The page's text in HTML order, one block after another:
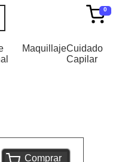
0
MaquillajeCuidado
Capilar
Comprar